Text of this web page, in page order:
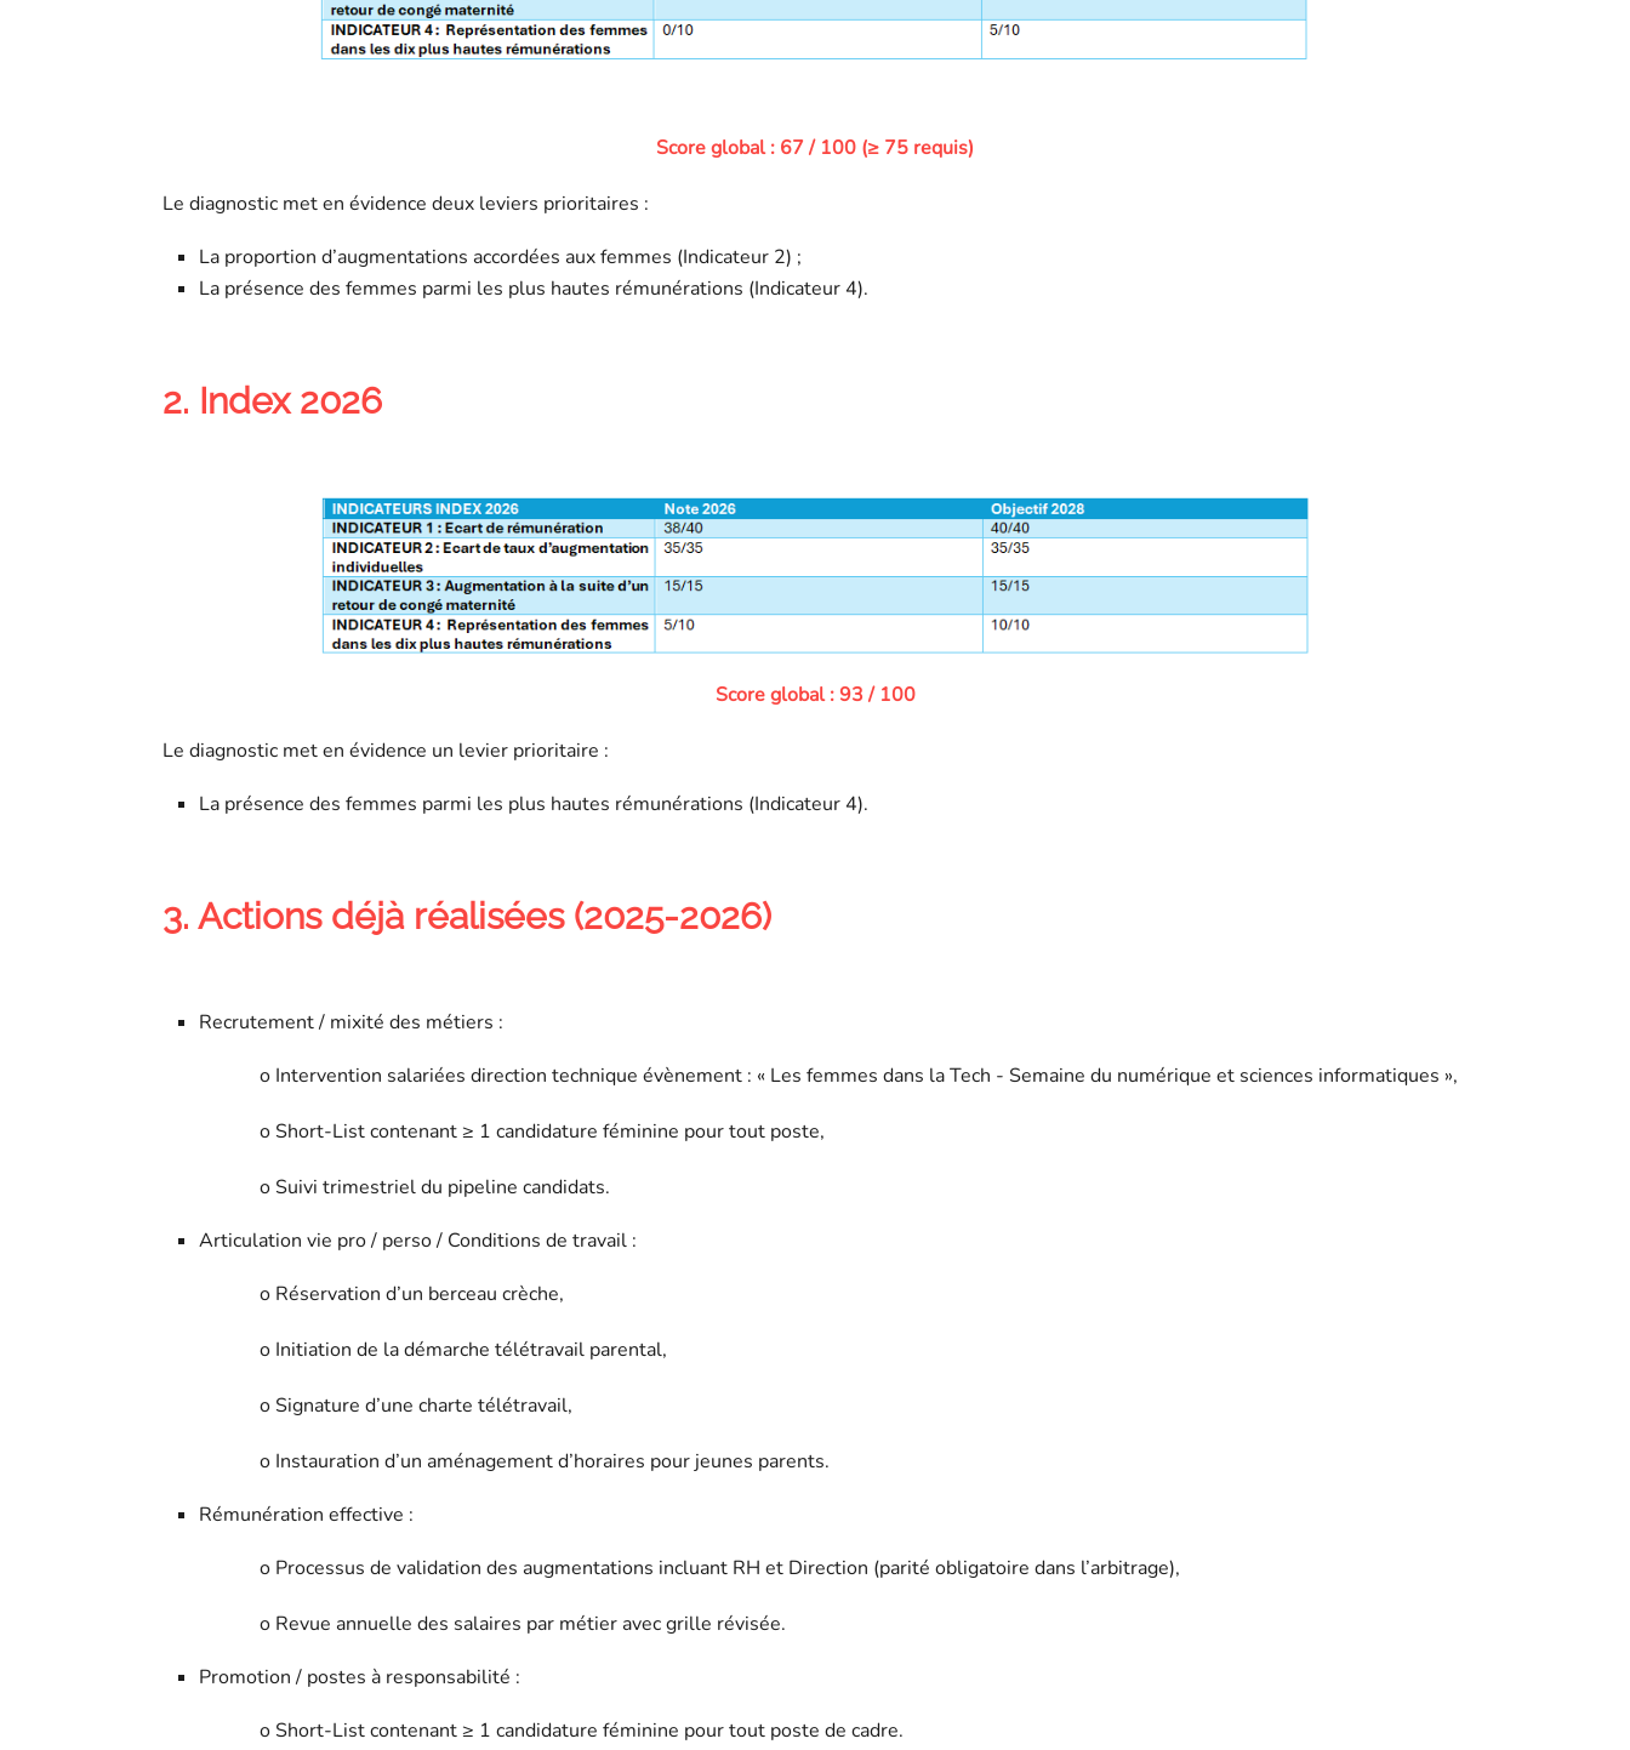
Score global : 67 / 100 (≥ 75 requis)
Le diagnostic met en évidence deux leviers prioritaires :
La proportion d’augmentations accordées aux femmes (Indicateur 2) ;
La présence des femmes parmi les plus hautes rémunérations (Indicateur 4).
2. Index 2026
Score global : 93 / 100
Le diagnostic met en évidence un levier prioritaire :
La présence des femmes parmi les plus hautes rémunérations (Indicateur 4).
3. Actions déjà réalisées (2025-2026)
Recrutement / mixité des métiers :
o Intervention salariées direction technique évènement : « Les femmes dans la Tech - Semaine du numérique et sciences informatiques »,
o Short-List contenant ≥ 1 candidature féminine pour tout poste,
o Suivi trimestriel du pipeline candidats.
Articulation vie pro / perso / Conditions de travail :
o Réservation d’un berceau crèche,
o Initiation de la démarche télétravail parental,
o Signature d’une charte télétravail,
o Instauration d’un aménagement d’horaires pour jeunes parents.
Rémunération effective :
o Processus de validation des augmentations incluant RH et Direction (parité obligatoire dans l’arbitrage),
o Revue annuelle des salaires par métier avec grille révisée.
Promotion / postes à responsabilité :
o Short-List contenant ≥ 1 candidature féminine pour tout poste de cadre.